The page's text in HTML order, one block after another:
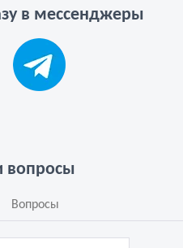
в мессенджеры
вопросы
Вопросы